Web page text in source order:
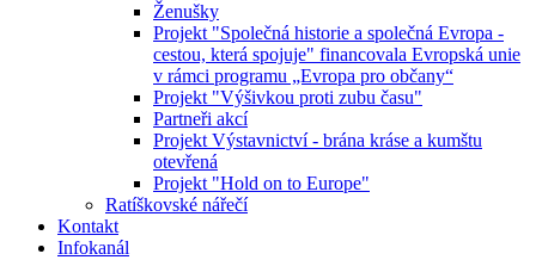
Ženušky
Projekt "Společná historie a společná Evropa -
cestou, která spojuje" financovala Evropská unie
v rámci programu „Evropa pro občany“
Projekt "Výšivkou proti zubu času"
Partneři akcí
Projekt Výstavnictví - brána kráse a kumštu
otevřená
Projekt "Hold on to Europe"
Ratíškovské nářečí
Kontakt
Infokanál